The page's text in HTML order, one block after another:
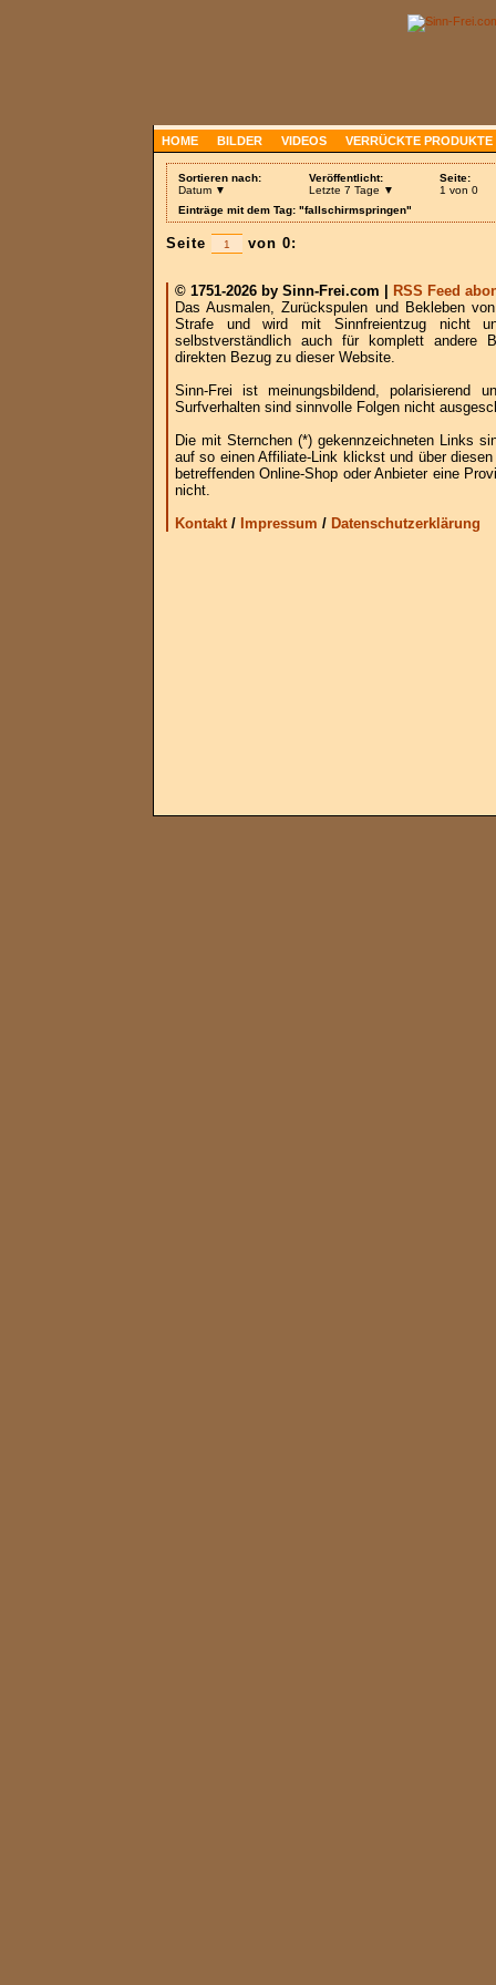
HOME BILDER VIDEOS VERRÜCKTE PRODUKTE
Sortieren nach:
Datum ▼
Veröffentlicht:
Letzte 7 Tage ▼
Seite:
1 von 0
Einträge mit dem Tag: "fallschirmspringen"
Seite von 0:
© 1751-2026 by Sinn-Frei.com |
RSS Feed
Das Ausmalen, Zurückspulen und Bekleben
Strafe und wird mit Sinnfreientzug nicht
selbstverständlich auch für komplett andere
direkten Bezug zu dieser Website.
Sinn-Frei ist meinungsbildend, polarisierend
Surfverhalten sind sinnvolle Folgen nicht
Die mit Sternchen (*) gekennzeichneten Links
auf so einen Affiliate-Link klickst und über
betreffenden Online-Shop oder Anbieter eine
nicht.
Kontakt/ Impressum / Datenschutzerklärung